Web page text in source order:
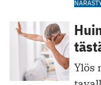
Ylös